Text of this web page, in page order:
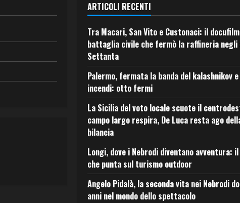
ARTICOLI RECENTI
Tra Macari, San Vito e Custonaci: il
battaglia civile che fermò la raffineria negli
Settanta
Palermo, fermata la banda del kalashnikov
incendi: otto fermi
La Sicilia del voto locale scuote il
campo largo respira, De Luca resta ago
bilancia
Longi, dove i Nebrodi diventano avventura:
che punta sul turismo outdoor
Angelo Pidalà, la seconda vita nei Nebrodi
anni nel mondo dello spettacolo